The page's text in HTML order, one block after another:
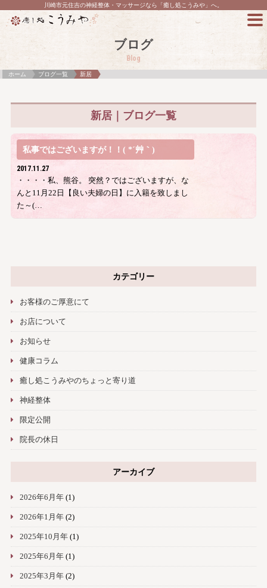
川崎市元住吉の神経整体・マッサージなら「癒し処こうみや」へ。
ブログ
Blog
ホーム ブログ一覧 新居
新居｜ブログ一覧
私事ではございますが！！( *´艸｀)
2017.11.27
・・・・私、熊谷。 突然？ではございますが、な
んと11月22日【良い夫婦の日】に入籍を致しまし
た～(…
カテゴリー
お客様のご厚意にて
お店について
お知らせ
健康コラム
癒し処こうみやのちょっと寄り道
神経整体
限定公開
院長の休日
アーカイブ
2026年6月年(1)
2026年1月年(2)
2025年10月年(1)
2025年6月年(1)
2025年3月年(2)